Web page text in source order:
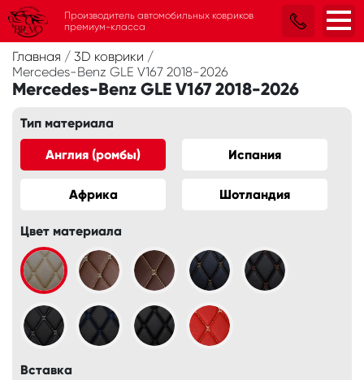
Главная / 3D коврики /
Mercedes-Benz GLE V167 2018-2026
Mercedes-Benz GLE V167 2018-2026
Тип материала
Англия (ромбы) Испания
Африка Шотландия
Цвет материала
Вставка
Производитель автомобильных ковриков
премиум-класса